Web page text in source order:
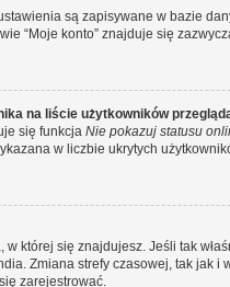
są zapisywane w bazie
“Moje konto” znajduje się
na liście użytkowników
się funkcja Nie pokazuj statusu
w liczbie ukrytych
której się znajdujesz. Jeśli tak
Zmiana strefy czasowej, tak
zarejestrować.